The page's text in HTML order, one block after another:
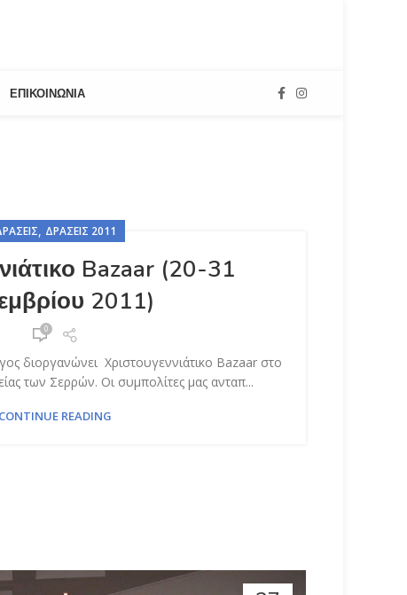
ΕΠΙΚΟΙΝΩΝΊΑ
, ΔΡΆΣΕΙΣ 2011
Bazaar (20-31
2011)
0
διοργανώνει Χριστουγεννιάτικο Bazaar στο
των Σερρών. Οι συμπολίτες μας ανταπ...
CONTINUE READING